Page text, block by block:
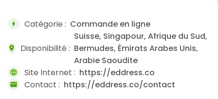
bolt Catégorie : Commande en ligne
location_on Disponibilité :
Suisse, Singapour, Afrique du Sud,
Bermudes, Émirats Arabes Unis,
Arabie Saoudite
language Site Internet : https://eddress.co
mail Contact : https://eddress.co/contact